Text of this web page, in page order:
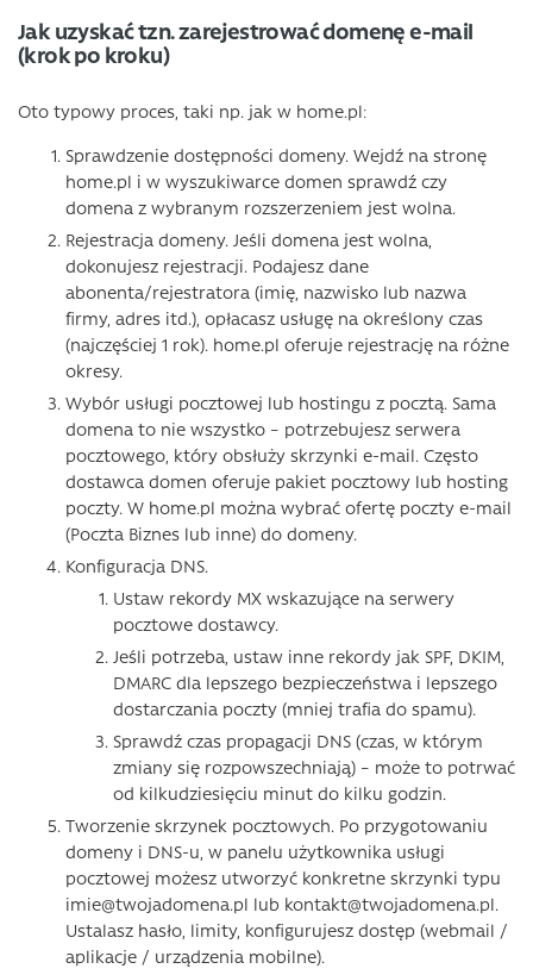
Jak uzyskać tzn. zarejestrować domenę e-mail
(krok po kroku)
Oto typowy proces, taki np. jak w home.pl:
Sprawdzenie dostępności domeny. Wejdź na stronę
home.pl i w wyszukiwarce domen sprawdź czy
domena z wybranym rozszerzeniem jest wolna.
Rejestracja domeny. Jeśli domena jest wolna,
dokonujesz rejestracji. Podajesz dane
abonenta/rejestratora (imię, nazwisko lub nazwa
firmy, adres itd.), opłacasz usługę na określony czas
(najczęściej 1 rok). home.pl oferuje rejestrację na różne
okresy.
Wybór usługi pocztowej lub hostingu z pocztą. Sama
domena to nie wszystko – potrzebujesz serwera
pocztowego, który obsłuży skrzynki e-mail. Często
dostawca domen oferuje pakiet pocztowy lub hosting
poczty. W home.pl można wybrać ofertę poczty e-mail
(Poczta Biznes lub inne) do domeny.
Konfiguracja DNS.
Ustaw rekordy MX wskazujące na serwery
pocztowe dostawcy.
Jeśli potrzeba, ustaw inne rekordy jak SPF, DKIM,
DMARC dla lepszego bezpieczeństwa i lepszego
dostarczania poczty (mniej trafia do spamu).
Sprawdź czas propagacji DNS (czas, w którym
zmiany się rozpowszechniają) – może to potrwać
od kilkudziesięciu minut do kilku godzin.
Tworzenie skrzynek pocztowych. Po przygotowaniu
domeny i DNS-u, w panelu użytkownika usługi
pocztowej możesz utworzyć konkretne skrzynki typu
imie@twojadomena.pl lub kontakt@twojadomena.pl.
Ustalasz hasło, limity, konfigurujesz dostęp (webmail /
aplikacje / urządzenia mobilne).